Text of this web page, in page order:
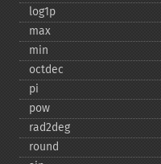
log1p
max
min
octdec
pi
pow
rad2deg
round